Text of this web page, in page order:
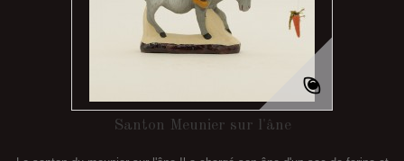
Santon Meunier sur l'âne